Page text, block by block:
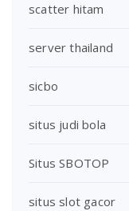
scatter hitam
server thailand
sicbo
situs judi bola
Situs SBOTOP
situs slot gacor